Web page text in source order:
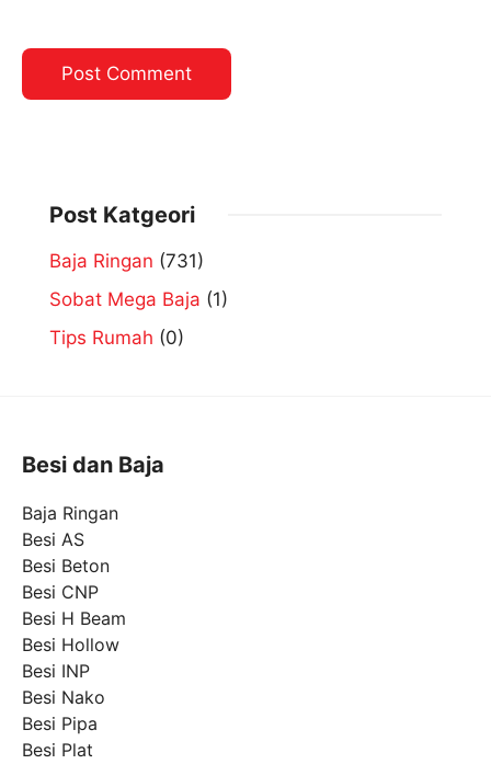
Post Katgeori
Baja Ringan (731)
Sobat Mega Baja (1)
Tips Rumah (0)
Besi dan Baja
Baja Ringan
Besi AS
Besi Beton
Besi CNP
Besi H Beam
Besi Hollow
Besi INP
Besi Nako
Besi Pipa
Besi Plat